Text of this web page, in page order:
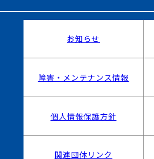
お知らせ
障害・メンテナンス情報
個人情報保護方針
関連団体リンク